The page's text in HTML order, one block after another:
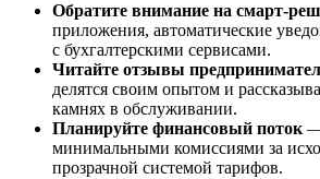
Обратите внимание на смарт-
приложения, автоматические
с бухгалтерскими сервисами.
Читайте отзывы
делятся своим опытом и
камнях в обслуживании.
Планируйте финансовый поток —
минимальными комиссиями за
прозрачной системой тарифов.